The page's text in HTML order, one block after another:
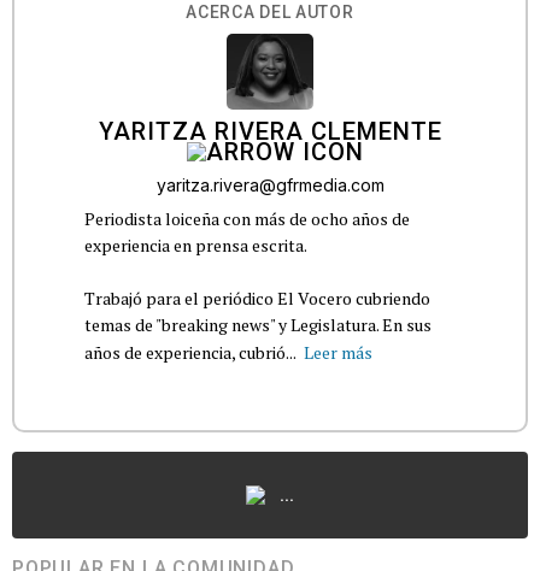
ACERCA DEL AUTOR
YARITZA RIVERA CLEMENTE
yaritza.rivera@gfrmedia.com
Periodista loiceña con más de ocho años de
experiencia en prensa escrita.
Trabajó para el periódico El Vocero cubriendo
temas de "breaking news" y Legislatura. En sus
años de experiencia, cubrió... Leer más
...